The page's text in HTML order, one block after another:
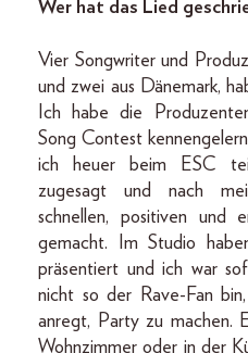
Wer hat das Lied
Vier Songwriter und
und zwei aus Dänemark,
Ich habe die
Song Contest
ich heuer beim ESC
zugesagt und nach
schnellen, positiven und
gemacht. Im Studio
präsentiert und ich war
nicht so der Rave-Fan
anregt, Party zu machen.
Wohnzimmer oder in der